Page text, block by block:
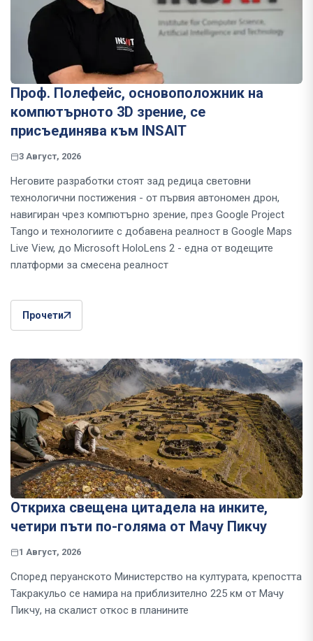
Проф. Полефейс, основоположник на
компютърното 3D зрение, се
присъединява към INSAIT
3 Август, 2026
Неговите разработки стоят зад редица световни
технологични постижения - от първия автономен дрон,
навигиран чрез компютърно зрение, през Google Project
Tango и технологиите с добавена реалност в Google Maps
Live View, до Microsoft HoloLens 2 - една от водещите
платформи за смесена реалност
Прочети
Откриха свещена цитадела на инките,
четири пъти по-голяма от Мачу Пикчу
1 Август, 2026
Според перуанското Министерство на културата, крепостта
Такракульо се намира на приблизително 225 км от Мачу
Пикчу, на скалист откос в планините